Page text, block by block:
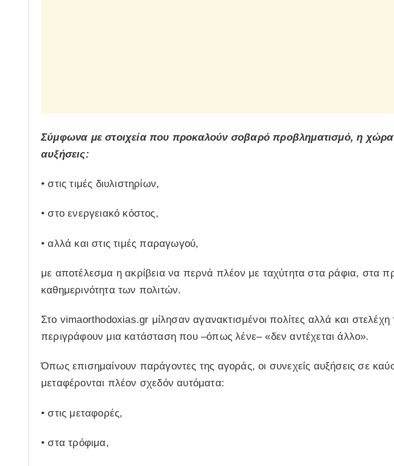
Σύμφωνα με στοιχεία που προκαλούν σοβαρό προβληματισμό, η χώρα
αυξήσεις:
• στις τιμές διυλιστηρίων,
• στο ενεργειακό κόστος,
• αλλά και στις τιμές παραγωγού,
με αποτέλεσμα η ακρίβεια να περνά πλέον με ταχύτητα στα ράφια, στα
καθημερινότητα των πολιτών.
Στο vimaorthodoxias.gr μίλησαν αγανακτισμένοι πολίτες αλλά και στελέχη
περιγράφουν μια κατάσταση που –όπως λένε– «δεν αντέχεται άλλο».
Όπως επισημαίνουν παράγοντες της αγοράς, οι συνεχείς αυξήσεις σε
μεταφέρονται πλέον σχεδόν αυτόματα:
• στις μεταφορές,
• στα τρόφιμα,